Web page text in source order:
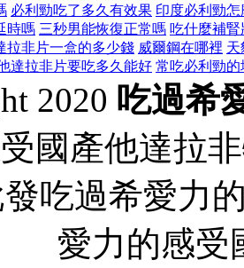
必利勁吃了多久有效果 印度必利勁怎
時嗎 三秒男能恢復正常嗎 吃什麼補
拉非片一盒的多少錢 威爾鋼在哪裡 天
達拉非片要吃多久能好 常吃必利勁的
2020 吃過希
國產他達拉
吃過希愛力
愛力的感受